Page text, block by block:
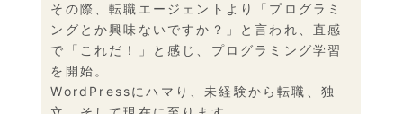
その際、転職エージェントより「プログラミ
ングとか興味ないですか？」と言われ、直感
で「これだ！」と感じ、プログラミング学習
を開始。
WordPressにハマり、未経験から転職、独